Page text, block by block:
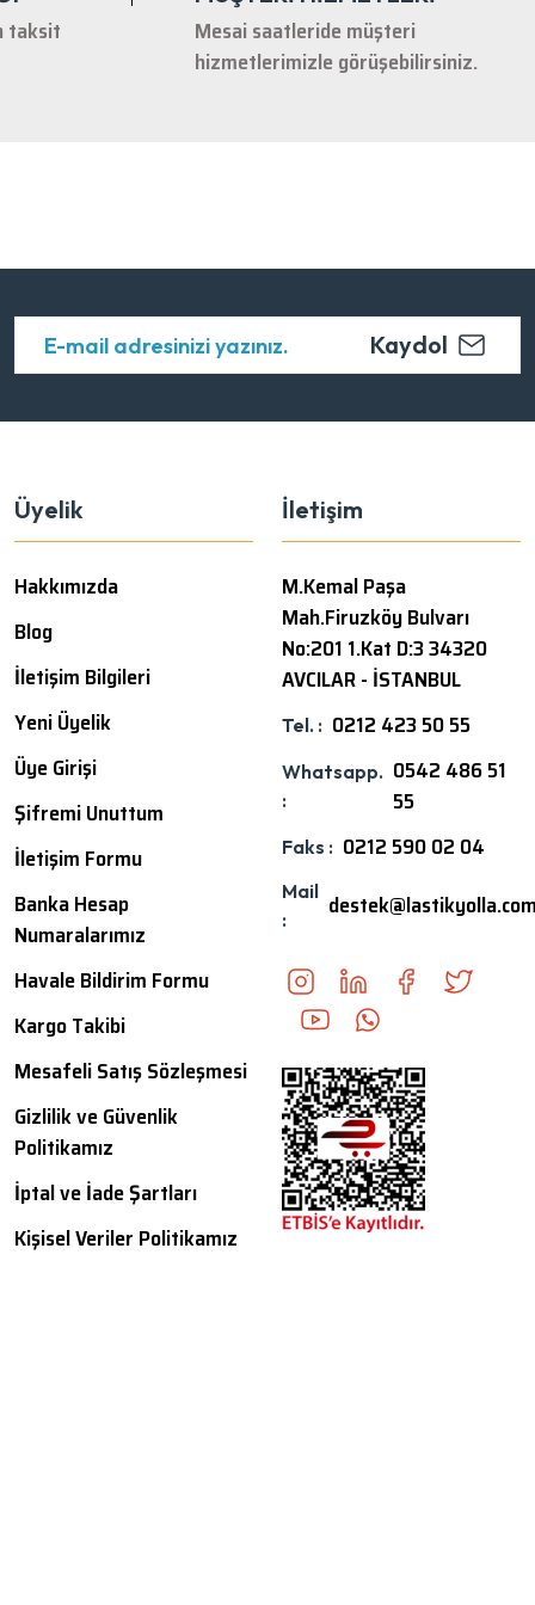
taksit
Mesai saatleride müşteri
hizmetlerimizle görüşebilirsiniz.
Kaydol
Üyelik
Hakkımızda
Blog
İletişim Bilgileri
Yeni Üyelik
Üye Girişi
Şifremi Unuttum
İletişim Formu
Banka Hesap
Numaralarımız
Havale Bildirim Formu
Kargo Takibi
Mesafeli Satış Sözleşmesi
Gizlilik ve Güvenlik
Politikamız
İptal ve İade Şartları
Kişisel Veriler Politikamız
İletişim
M.Kemal Paşa
Mah.Firuzköy Bulvarı
No:201 1.Kat D:3 34320
AVCILAR - İSTANBUL
Tel. : 0212 423 50 55
Whatsapp.
:
0542 486 51
55
Faks : 0212 590 02 04
Mail
: